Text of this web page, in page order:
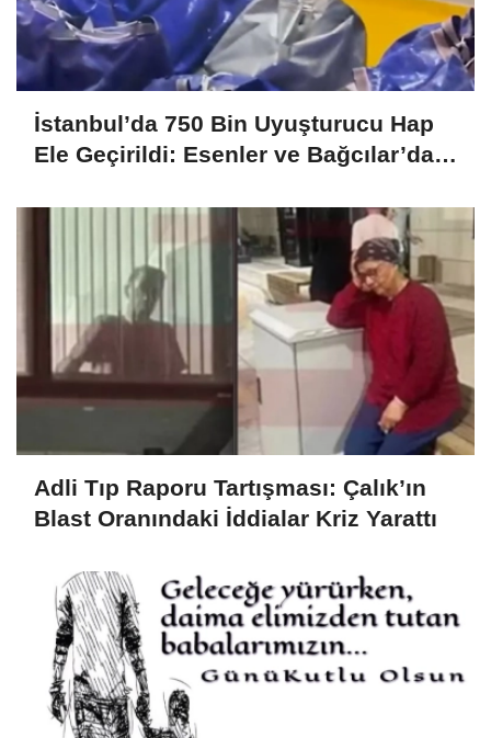
İstanbul’da 750 Bin Uyuşturucu Hap
Ele Geçirildi: Esenler ve Bağcılar’da
Adli Tıp Raporu Tartışması: Çalık’ın
Blast Oranındaki İddialar Kriz Yarattı